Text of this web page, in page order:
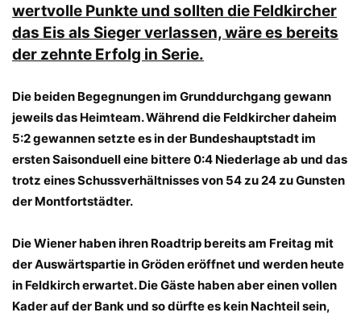
wertvolle Punkte und sollten die Feldkircher
das Eis als Sieger verlassen, wäre es bereits
der zehnte Erfolg in Serie.
Die beiden Begegnungen im Grunddurchgang gewann
jeweils das Heimteam. Während die Feldkircher daheim
5:2 gewannen setzte es in der Bundeshauptstadt im
ersten Saisonduell eine bittere 0:4 Niederlage ab und das
trotz eines Schussverhältnisses von 54 zu 24 zu Gunsten
der Montfortstädter.
Die Wiener haben ihren Roadtrip bereits am Freitag mit
der Auswärtspartie in Gröden eröffnet und werden heute
in Feldkirch erwartet. Die Gäste haben aber einen vollen
Kader auf der Bank und so dürfte es kein Nachteil sein,